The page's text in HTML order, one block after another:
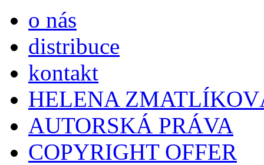
o nás
distribuce
kontakt
HELENA
AUTORSKÁ PRÁVA
COPYRIGHT OFFER